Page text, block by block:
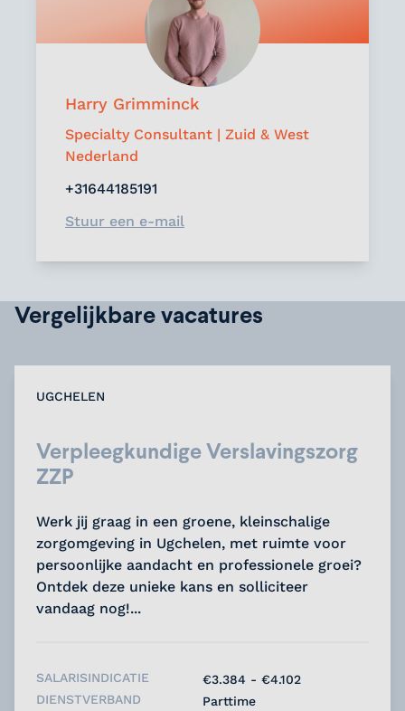
Harry Grimminck
Specialty Consultant | Zuid & West
Nederland
+31644185191
Stuur een e-mail
Vergelijkbare vacatures
UGCHELEN
Verpleegkundige Verslavingszorg
ZZP
Werk jij graag in een groene, kleinschalige
zorgomgeving in Ugchelen, met ruimte voor
persoonlijke aandacht en professionele groei?
Ontdek deze unieke kans en solliciteer
vandaag nog!...
SALARISINDICATIE
€3.384 - €4.102
DIENSTVERBAND
Parttime